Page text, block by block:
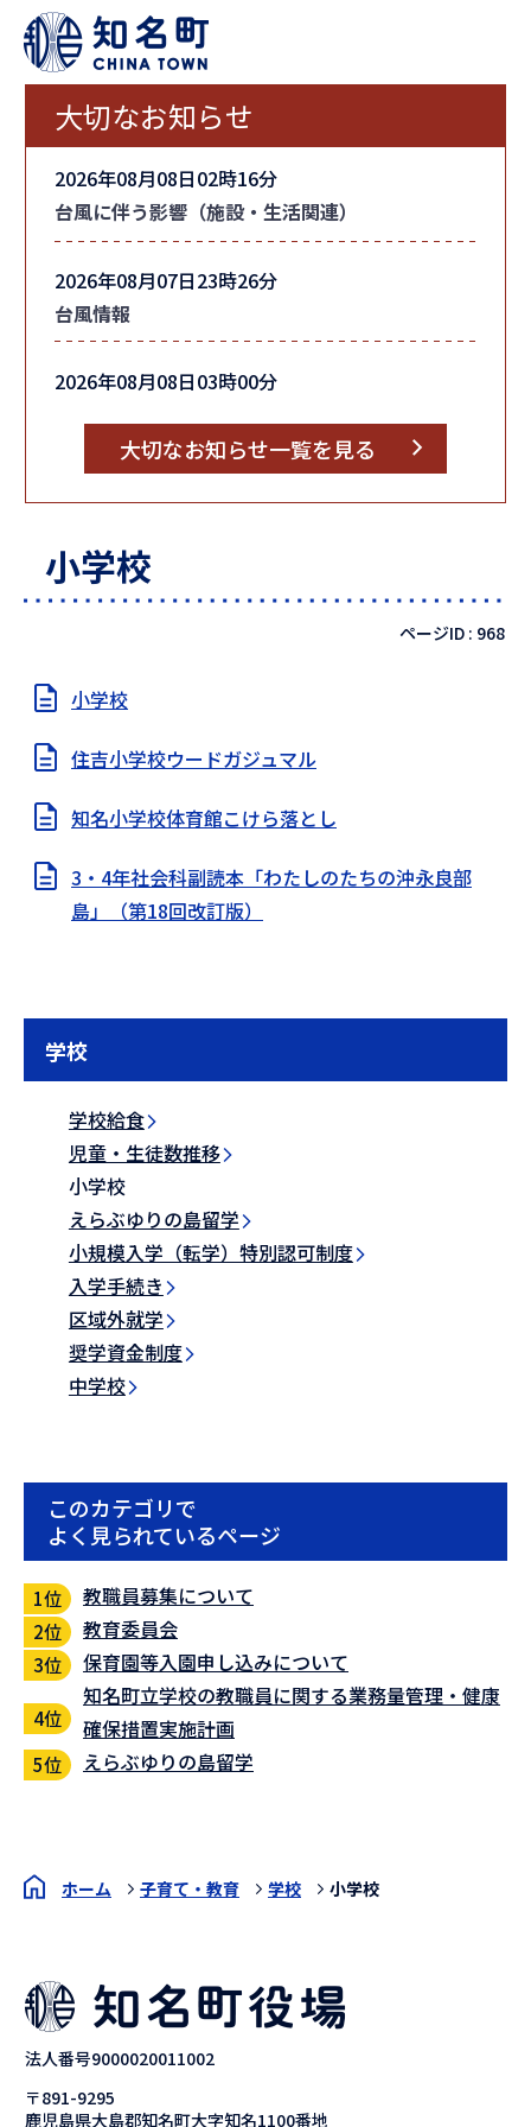
大切なお知らせ
2026年08月08日02時16分
台風に伴う影響（施設・生活関連）
2026年08月07日23時26分
台風情報
2026年08月08日03時00分
大切なお知らせ一覧を見る
小学校
ページID : 968
小学校
住吉小学校ウードガジュマル
知名小学校体育館こけら落とし
3・4年社会科副読本「わたしのたちの沖永良部
島」（第18回改訂版）
学校
学校給食
児童・生徒数推移
小学校
えらぶゆりの島留学
小規模入学（転学）特別認可制度
入学手続き
区域外就学
奨学資金制度
中学校
このカテゴリで
よく見られているページ
教職員募集について
教育委員会
保育園等入園申し込みについて
知名町立学校の教職員に関する業務量管理・健康
確保措置実施計画
えらぶゆりの島留学
ホーム 子育て・教育 学校 小学校
法人番号9000020011002
〒891-9295
鹿児島県大島郡知名町大字知名1100番地